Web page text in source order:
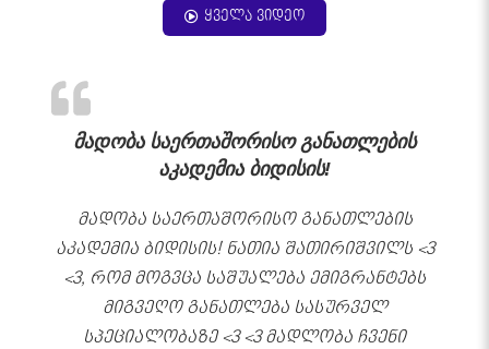
ყველა ვიდეო
მადობა საერთაშორისო განათლების
აკადემია ბიდისის!
მადობა საერთაშორისო განათლების
აკადემია ბიდისის! ნათია შათირიშვილს <3
<3, რომ მოგვცა საშუალება ემიგრანტებს
მიგვეღო განათლება სასურველ
სპეციალობაზე <3 <3 მადლობა ჩვენი